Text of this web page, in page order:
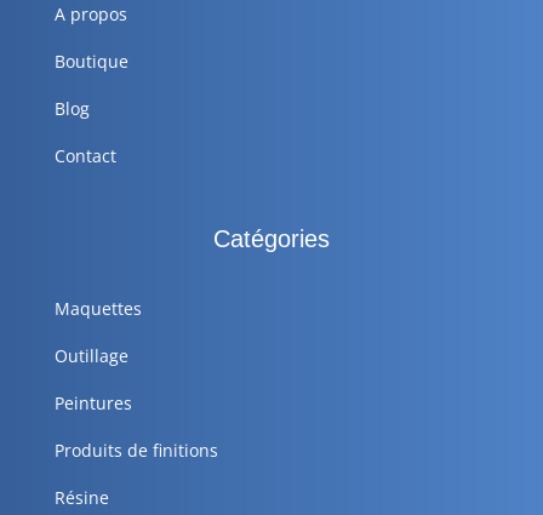
A propos
Boutique
Blog
Contact
Catégories
Maquettes
Outillage
Peintures
Produits de finitions
Résine